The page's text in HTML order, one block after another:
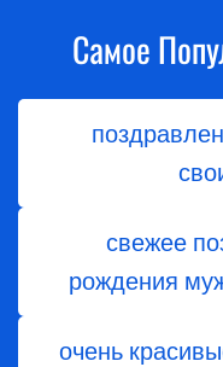
Самое
свежее
рождения
очень